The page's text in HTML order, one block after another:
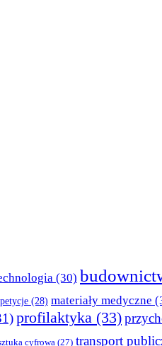
(30)
(28) materiały medyczne
profilaktyka (33)
cyfrowa (27) transport